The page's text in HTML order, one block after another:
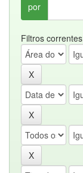
por
Filtros